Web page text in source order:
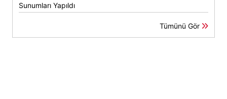
Sunumları Yapıldı
Tümünü Gör